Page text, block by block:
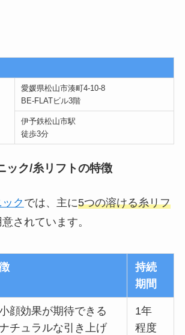
愛媛県松山市湊町4‐10‐8
BE-FLATビル3階
伊予鉄松山市駅
徒歩3分
ック/糸リフトの特徴
ク では、主に5つの溶ける糸リフ
されています。
持続
期間
顔効果が期待できる
チュラルな引き上げ
1年
程度